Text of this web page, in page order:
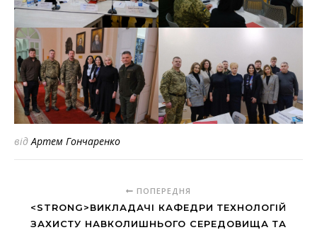
від Артем Гончаренко
ПОПЕРЕДНЯ
<STRONG>ВИКЛАДАЧІ КАФЕДРИ ТЕХНОЛОГІЙ
ЗАХИСТУ НАВКОЛИШНЬОГО СЕРЕДОВИЩА ТА